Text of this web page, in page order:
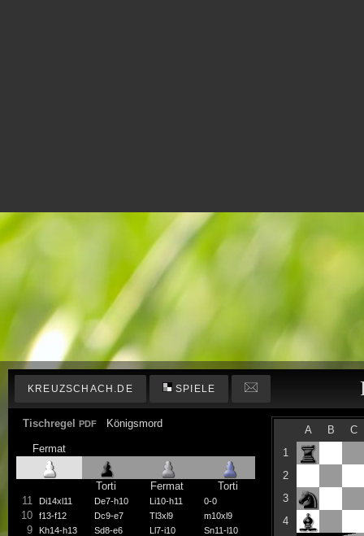
KREUZSCHACH.DE SPIELE
Tischregel PDF Königsmord
Fermat
Torti Fermat
Torti
11
Di14xl11 De7-h10 Li10-h11 0-0
10 f13-f12 Dc9-e7 Tl3xl9 m10xl9
9 Kh14-h13 Sd8-e6 Ll7-i10 Sn11-l10
A B
C
1
2
3
4